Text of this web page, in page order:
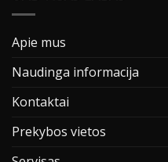
Apie mus
Naudinga informacija
Kontaktai
Prekybos vietos